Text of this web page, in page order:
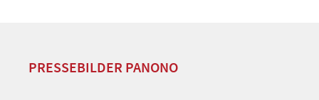
PRESSEBILDER PANONO